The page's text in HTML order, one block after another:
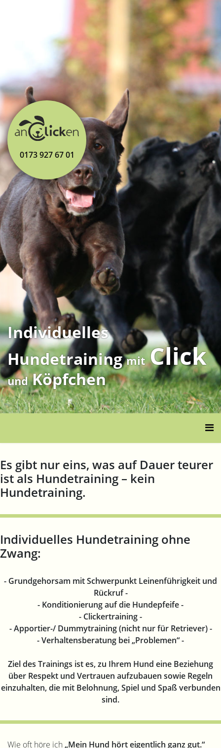
0173 927 67 01
Individuelles
Hundetraining mit Click
und Köpfchen
Es gibt nur eins, was auf Dauer teurer
ist als Hundetraining – kein
Hundetraining.
Individuelles Hundetraining ohne
Zwang:
- Grundgehorsam mit Schwerpunkt Leinenführigkeit und
Rückruf -
- Konditionierung auf die Hundepfeife -
- Clickertraining -
- Apportier-/ Dummytraining (nicht nur für Retriever) -
- Verhaltensberatung bei „Problemen“ -
Ziel des Trainings ist es, zu Ihrem Hund eine Beziehung
über Respekt und Vertrauen aufzubauen sowie Regeln
einzuhalten, die mit Belohnung, Spiel und Spaß verbunden
sind.
Wie oft höre ich„Mein Hund hört eigentlich ganz gut.“